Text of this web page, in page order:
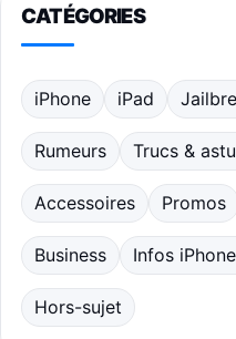
CATÉGORIES
iPhone iPad
Rumeurs Trucs &
Accessoires Promos
Business Infos
Hors-sujet